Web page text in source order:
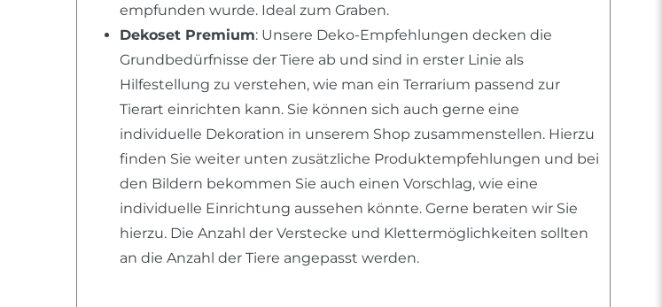
empfunden wurde. Ideal zum Graben.
Dekoset Premium: Unsere Deko-Empfehlungen decken die
Grundbedürfnisse der Tiere ab und sind in erster Linie als
Hilfestellung zu verstehen, wie man ein Terrarium passend zur
Tierart einrichten kann. Sie können sich auch gerne eine
individuelle Dekoration in unserem Shop zusammenstellen. Hierzu
finden Sie weiter unten zusätzliche Produktempfehlungen und bei
den Bildern bekommen Sie auch einen Vorschlag, wie eine
individuelle Einrichtung aussehen könnte. Gerne beraten wir Sie
hierzu. Die Anzahl der Verstecke und Klettermöglichkeiten sollten
an die Anzahl der Tiere angepasst werden.